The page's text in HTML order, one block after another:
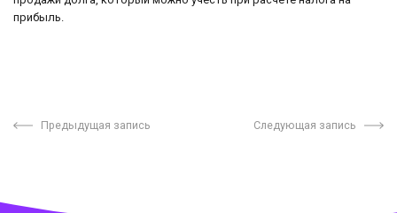
прибыль.
Предыдущая запись Следующая запись